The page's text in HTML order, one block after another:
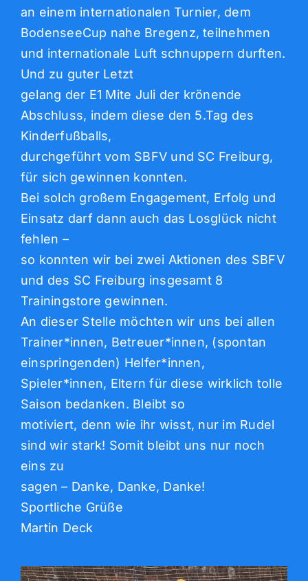
an einem internationalen Turnier, dem
BodenseeCup nahe Bregenz, teilnehmen
und internationale Luft schnuppern durften.
Und zu guter Letzt
gelang der E1 Mite Juli der krönende
Abschluss, indem diese den 5.Tag des
Kinderfußballs,
durchgeführt vom SBFV und SC Freiburg,
für sich gewinnen konnten.
Bei solch großem Engagement, Erfolg und
Einsatz darf dann auch das Losglück nicht
fehlen –
so konnten wir bei zwei Aktionen des SBFV
und des SC Freiburg insgesamt 8
Trainingstore gewinnen.
An dieser Stelle möchten wir uns bei allen
Trainer*innen, Betreuer*innen, (spontan
einspringenden) Helfer*innen,
Spieler*innen, Eltern für diese wirklich tolle
Saison bedanken. Bleibt so
motiviert, denn wie ihr wisst, nur im Rudel
sind wir stark! Somit bleibt uns nur noch
eins zu
sagen – Danke, Danke, Danke!
Sportliche Grüße
Martin Deck